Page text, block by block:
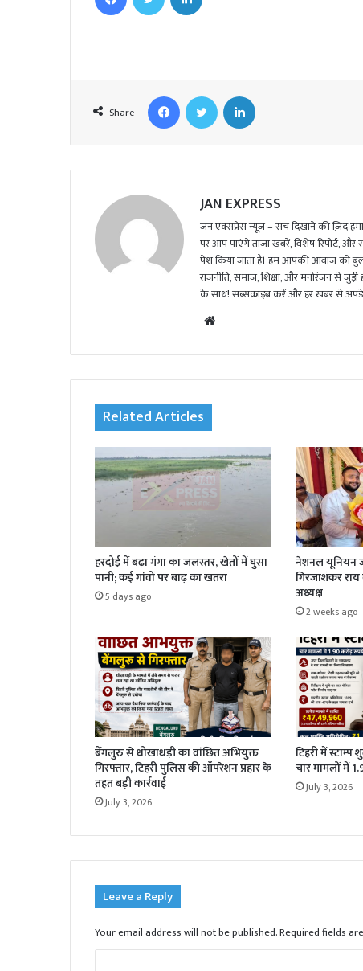
d
i
l
Share
JAN EXPRESS
जन एक्सप्रेस न्यूज़ – सच दिखाने की ज़िद
पर आप पाएंगे ताजा खबरें, विशेष रिपोर्ट, और
पेश किया जाता है। हम आपकी आवाज़ को
राजनीति, समाज, शिक्षा, और मनोरंजन से
के साथ! सब्सक्राइब करें और हर खबर से
te
Related Articles
हरदोई में बढ़ा गंगा का जलस्तर, खेतों में घुसा
पानी; कई गांवों पर बाढ़ का खतरा
5 days ago
नेशनल यूनियन
गिरजाशंकर
अध्यक्ष
2 weeks ago
बेंगलुरु से धोखाधड़ी का वांछित अभियुक्त
गिरफ्तार, टिहरी पुलिस की ऑपरेशन प्रहार के
तहत बड़ी कार्रवाई
July 3, 2026
टिहरी में स्टाम्प
चार मामलों में
July 3, 2026
Leave a Reply
Your email address will not be published.Required fields